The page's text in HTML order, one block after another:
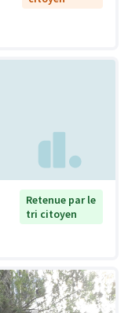
Retenue par le
tri citoyen